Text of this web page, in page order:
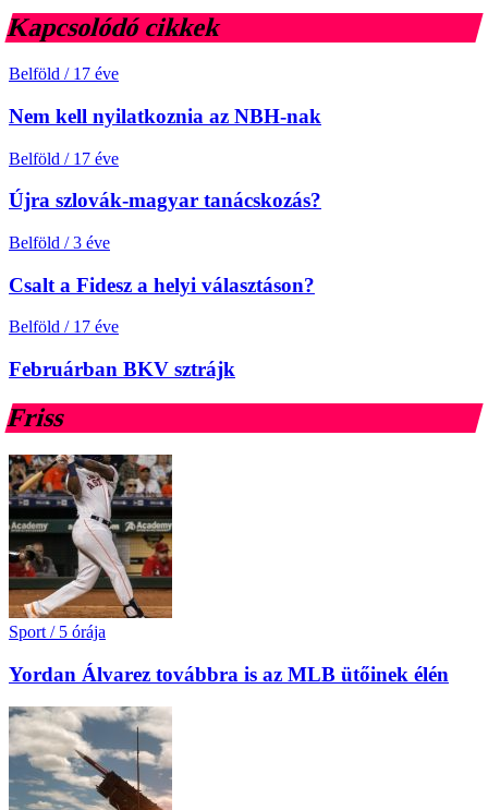
Kapcsolódó cikkek
Belföld / 17 éve
Nem kell nyilatkoznia az NBH-nak
Belföld / 17 éve
Újra szlovák-magyar tanácskozás?
Belföld / 3 éve
Csalt a Fidesz a helyi választáson?
Belföld / 17 éve
Februárban BKV sztrájk
Friss
Sport / 5 órája
Yordan Álvarez továbbra is az MLB ütőinek élén